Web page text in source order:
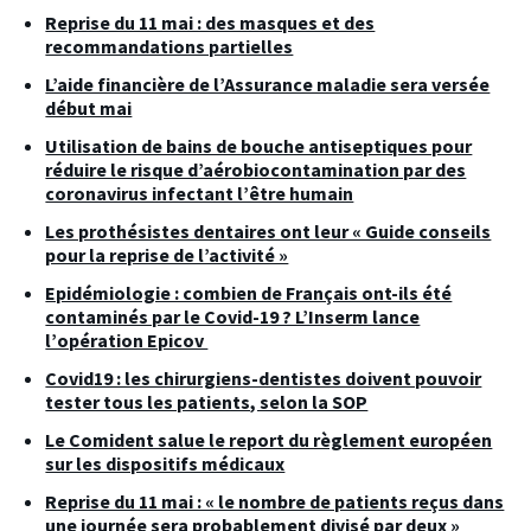
Reprise du 11 mai : des masques et des
recommandations partielles
L’aide financière de l’Assurance maladie sera versée
début mai
Utilisation de bains de bouche antiseptiques pour
réduire le risque d’aérobiocontamination par des
coronavirus infectant l’être humain
Les prothésistes dentaires ont leur « Guide conseils
pour la reprise de l’activité »
Epidémiologie : combien de Français ont-ils été
contaminés par le Covid-19 ? L’Inserm lance
l’opération Epicov
Covid19 : les chirurgiens-dentistes doivent pouvoir
tester tous les patients, selon la SOP
Le Comident salue le report du règlement européen
sur les dispositifs médicaux
Reprise du 11 mai : « le nombre de patients reçus dans
une journée sera probablement divisé par deux »